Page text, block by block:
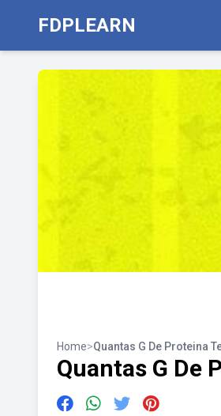
FDPLEARN
Home>Quantas G De Proteina
Quantas G De